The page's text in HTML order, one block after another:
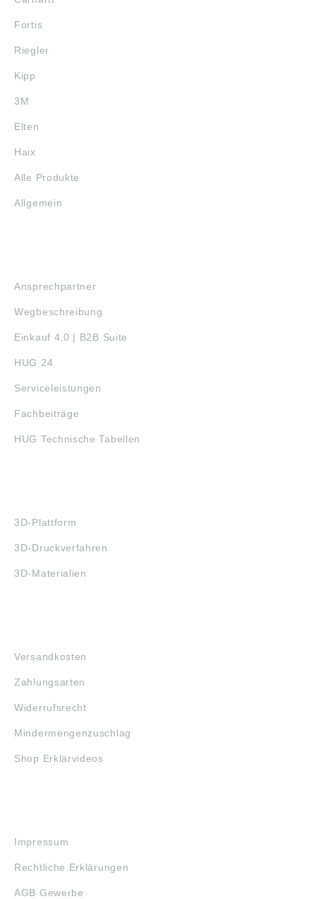
Fortis
Riegler
Kipp
3M
Elten
Haix
Alle Produkte
Allgemein
Ansprechpartner
Wegbeschreibung
Einkauf 4.0 | B2B Suite
HUG 24
Serviceleistungen
Fachbeiträge
HUG Technische Tabellen
3D-Plattform
3D-Druckverfahren
3D-Materialien
Versandkosten
Zahlungsarten
Widerrufsrecht
Mindermengenzuschlag
Shop Erklärvideos
Impressum
Rechtliche Erklärungen
AGB Gewerbe